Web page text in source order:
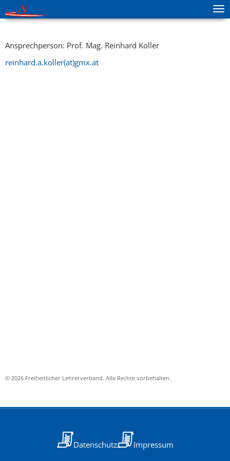
zur Hauptnavigation springen
zum Inhalt springen
Ansprechperson: Prof. Mag. Reinhard Koller
reinhard.a.koller(at)gmx.at
© 2026 Freiheitlicher Lehrerverband. Alle Rechte vorbehalten.
Datenschutz Impressum